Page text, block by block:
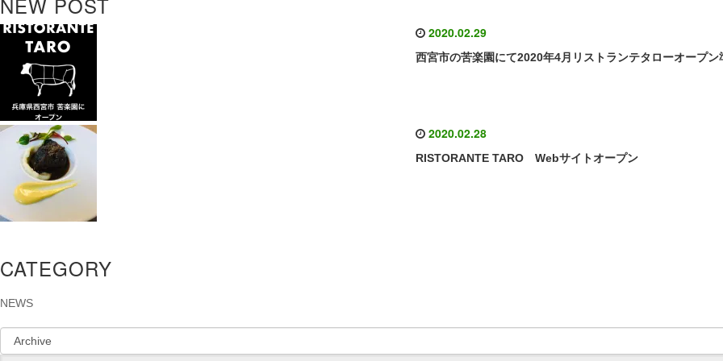
2020.02.29
西宮市の苦楽園にて2020年4月リストランテタローオープン
2020.02.28
RISTORANTE TARO Webサイトオープン
CATEGORY
NEWS